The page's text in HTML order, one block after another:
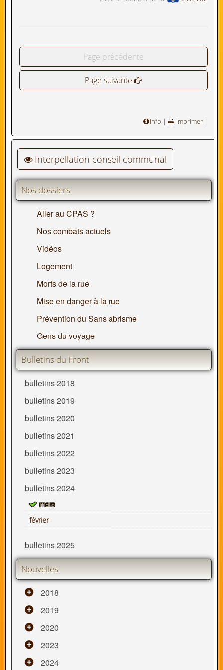
Page précédente
Page suivante
Info | Imprimer|
Interpellation conseil communal
Nos dossiers
Aller au CPAS ?
Nos combats actuels
Vidéos
Logement
Morts de la rue
Mise en danger à la rue
Prévention du Sans abrisme
Gens du voyage
Bulletins du Front
bulletins 2018
bulletins 2019
bulletins 2020
bulletins 2021
bulletins 2022
bulletins 2023
bulletins 2024
mars
février
bulletins 2025
Nouvelles
2018
2019
2020
2023
2024